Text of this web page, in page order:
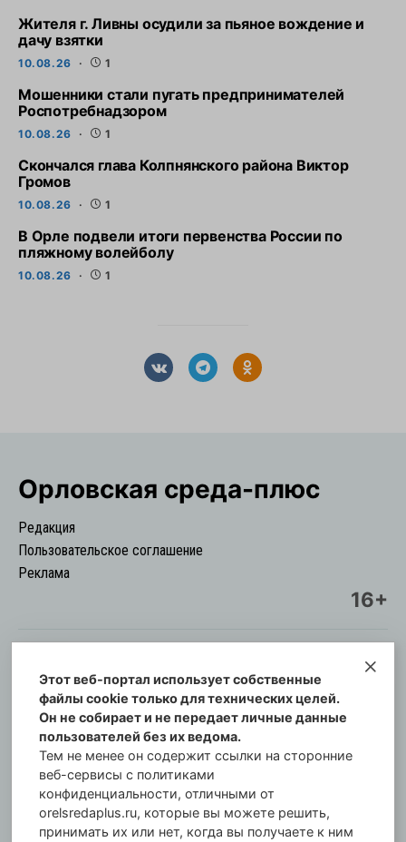
Жителя г. Ливны осудили за пьяное вождение и
дачу взятки
10.08.26 1
Мошенники стали пугать предпринимателей
Роспотребнадзором
10.08.26 1
Скончался глава Колпнянского района Виктор
Громов
10.08.26 1
В Орле подвели итоги первенства России по
пляжному волейболу
10.08.26 1
Орловская cреда-плюс
Редакция
Пользовательское соглашение
Реклама
16+
© Информационный городской портал
Орловская cреда-плюс, 2021-2026
Свидетельство о регистрации СМИ: ПИ №57-
00254 от 29 октября 2013 г.
Газета зарегистрирована Управлением
Федеральной службы по надзору в сфере связи,
информационных технологий и массовых
коммуникаций по Орловской области.
Этот веб-портал использует собственные
файлы cookie только для технических целей.
Он не собирает и не передает личные данные
пользователей без их ведома.
Тем не менее он содержит ссылки на сторонние
веб-сервисы с политиками
конфиденциальности, отличными от
orelsredaplus.ru, которые вы можете решить,
принимать их или нет, когда вы получаете к ним